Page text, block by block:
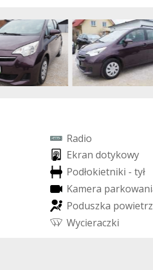
Radio
Ekran dotykowy
Podłokietniki - tył
Kamera parkowani
Poduszka powietrz
Wycieraczki